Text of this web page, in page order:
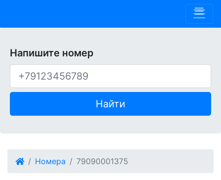
Напишите номер
Найти
Номера 79090001375